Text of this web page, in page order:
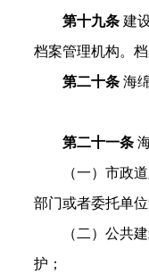
第十九条建
档案管理机构。
第二十条海
第二十一条
（一）市政
部门或者委托单
（二）公共
护；